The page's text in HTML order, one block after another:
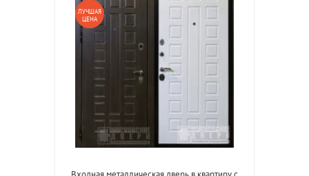
ЛУЧШАЯ
ЦЕНА